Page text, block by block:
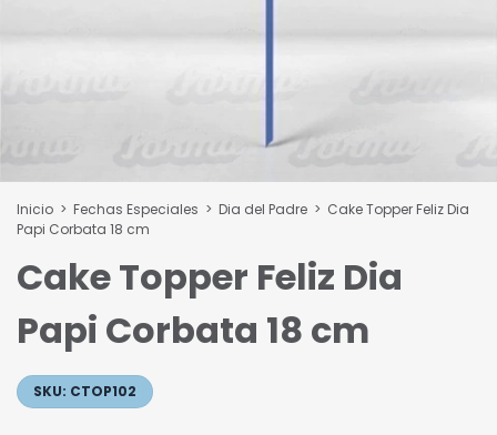
Inicio > Fechas Especiales > Dia del Padre > Cake Topper Feliz Dia
Papi Corbata 18 cm
Cake Topper Feliz Dia
Papi Corbata 18 cm
SKU: CTOP102